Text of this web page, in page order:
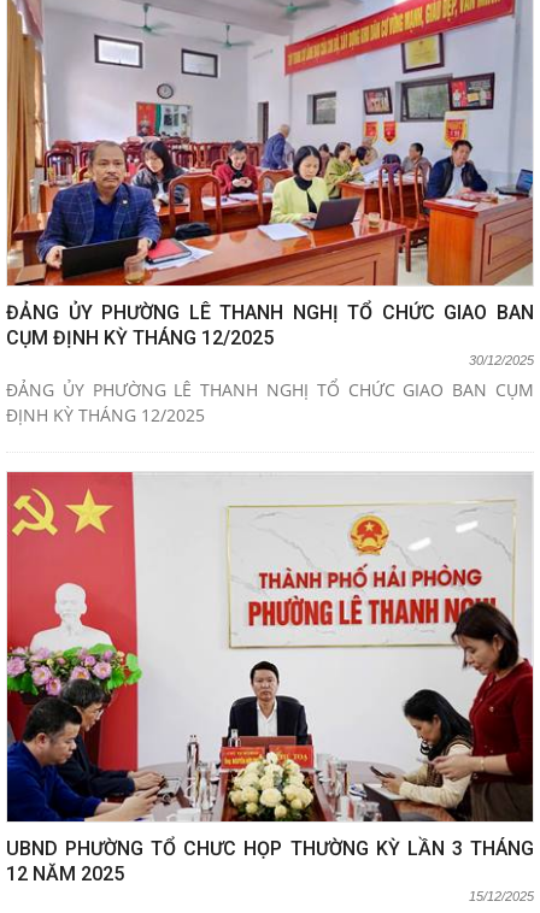
ĐẢNG ỦY PHƯỜNG LÊ THANH NGHỊ TỔ CHỨC GIAO BAN
CỤM ĐỊNH KỲ THÁNG 12/2025
30/12/2025
ĐẢNG ỦY PHƯỜNG LÊ THANH NGHỊ TỔ CHỨC GIAO BAN CỤM
ĐỊNH KỲ THÁNG 12/2025
UBND PHƯỜNG TỔ CHƯC HỌP THƯỜNG KỲ LẦN 3 THÁNG
12 NĂM 2025
15/12/2025